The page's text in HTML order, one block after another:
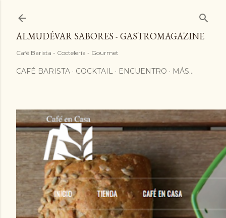
ALMUDÉVAR SABORES - GASTROMAGAZINE
Café Barista - Coctelería - Gourmet
CAFÉ BARISTA COCKTAIL ENCUENTRO MÁS…